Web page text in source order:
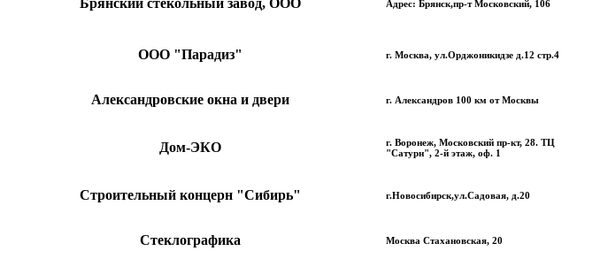
Брянский стекольный завод, ООО Адрес: Брянск,пр-т Московский, 106
ООО "Парадиз" г. Москва, ул.Орджоникидзе д.12 стр.4
Александровские окна и двери г. Александров 100 км от Москвы
Дом-ЭКО
г. Воронеж, Московский пр-кт, 28. ТЦ
"Сатурн", 2-й этаж, оф. 1
Строительный концерн "Сибирь" г.Новосибирск,ул.Садовая, д.20
Стеклографика Москва Стахановская, 20